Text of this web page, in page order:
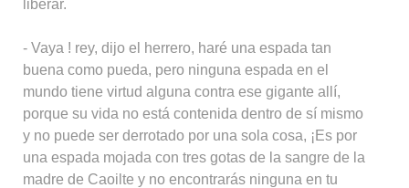
liberar.
- Vaya ! rey, dijo el herrero, haré una espada tan
buena como pueda, pero ninguna espada en el
mundo tiene virtud alguna contra ese gigante allí,
porque su vida no está contenida dentro de sí mismo
y no puede ser derrotado por una sola cosa, ¡Es por
una espada mojada con tres gotas de la sangre de la
madre de Caoilte y no encontrarás ninguna en tu